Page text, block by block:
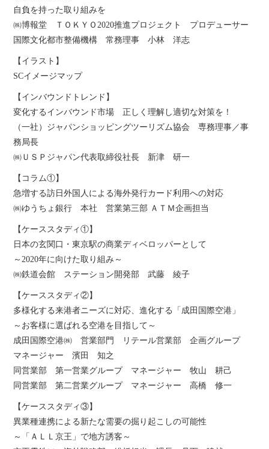
自負を持った取り組みを
㈱博報堂 ＴＯＫＹＯ2020推進プロジェクト プロデューサー
国際文化都市整備機構 常務理事 小林 洋志
【イラスト】
SCイメージマップ
【インバウンドトレンド】
変化するインバウンド市場 正しく理解し適切な対策を！
（一社）ジャパンショッピングツーリズム協会 専務理事／事
務局長
㈱ＵＳＰジャパン代表取締役社長 新津 研一
【コラム①】
急増する訪日外国人による海外発行カード利用への対応
㈱ゆうちょ銀行 本社 営業第三部 ＡＴＭ企画担当
【ケーススタディ①】
日本の玄関口・東京駅の商業ディベロッパーとして
～2020年に向けた取り組み～
㈱鉄道会館 ステーション開発部 武藤 綾子
【ケーススタディ②】
多様化する来港者ニーズに対応、進化する「成田国際空港」
～お客様に選ばれる空港を目指して～
成田国際空港㈱ 営業部門 リテール営業部 企画グループ
マネージャー 濱田 知之
同営業部 第一営業グループ マネージャー 牧山 耕己
同営業部 第二営業グループ マネージャー 高橋 修一
【ケーススタディ③】
異業種連携による新たな需要の掘り起こしの可能性
～「ＡＬＬ京王」で地方誘客～